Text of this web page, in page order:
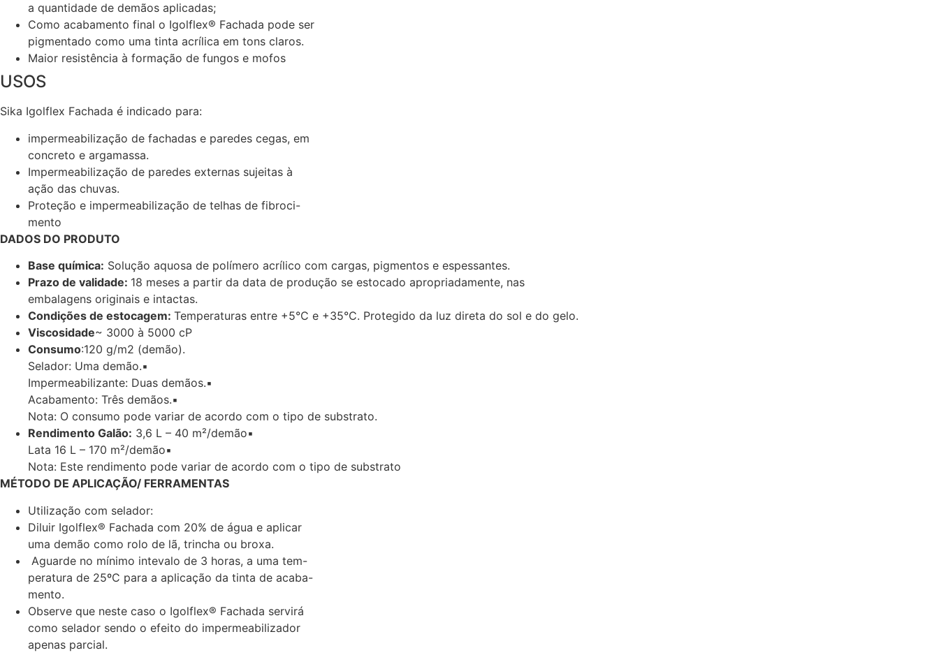
a quantidade de demãos aplicadas;
Como acabamento final o Igolflex® Fachada pode ser
pigmentado como uma tinta acrílica em tons claros.
Maior resistência à formação de fungos e mofos
USOS
Sika Igolflex Fachada é indicado para:
impermeabilização de fachadas e paredes cegas, em
concreto e argamassa.
Impermeabilização de paredes externas sujeitas à
ação das chuvas.
Proteção e impermeabilização de telhas de fibroci-
mento
DADOS DO PRODUTO
Base química: Solução aquosa de polímero acrílico com cargas, pigmentos e espessantes.
Prazo de validade: 18 meses a partir da data de produção se estocado apropriadamente, nas
embalagens originais e intactas.
Condições de estocagem: Temperaturas entre +5°C e +35°C. Protegido da luz direta do sol e do gelo.
Viscosidade~ 3000 à 5000 cP
Consumo:120 g/m2 (demão).
Selador: Uma demão.▪
Impermeabilizante: Duas demãos.▪
Acabamento: Três demãos.▪
Nota: O consumo pode variar de acordo com o tipo de substrato.
Rendimento Galão: 3,6 L – 40 m²/demão▪
Lata 16 L – 170 m²/demão▪
Nota: Este rendimento pode variar de acordo com o tipo de substrato
MÉTODO DE APLICAÇÃO/ FERRAMENTAS
Utilização com selador:
Diluir Igolflex® Fachada com 20% de água e aplicar
uma demão como rolo de lã, trincha ou broxa.
Aguarde no mínimo intevalo de 3 horas, a uma tem-
peratura de 25ºC para a aplicação da tinta de acaba-
mento.
Observe que neste caso o Igolflex® Fachada servirá
como selador sendo o efeito do impermeabilizador
apenas parcial.